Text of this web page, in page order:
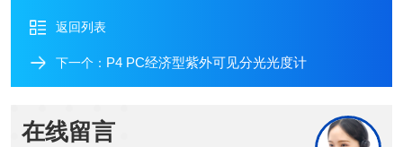
返回列表
下一个： P4 PC经济型紫外可见分光光度计
在线留言